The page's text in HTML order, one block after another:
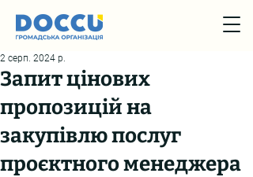
Запит цінових
пропозицій на
закупівлю послуг
проєктного менеджера
2 серп. 2024 р.